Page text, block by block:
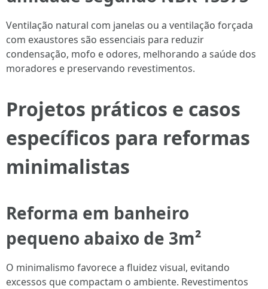
Ventilação natural com janelas ou a ventilação forçada
com exaustores são essenciais para reduzir
condensação, mofo e odores, melhorando a saúde dos
moradores e preservando revestimentos.
Projetos práticos e casos
específicos para reformas
minimalistas
Reforma em banheiro
pequeno abaixo de 3m²
O minimalismo favorece a fluidez visual, evitando
excessos que compactam o ambiente. Revestimentos